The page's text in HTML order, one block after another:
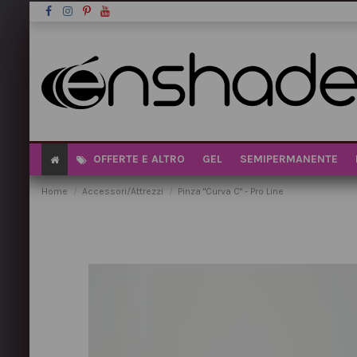
OFFERTE E ALTRO GEL SEMIPERMANENTE
Home Accessori/Attrezzi Pinza "Curva C" - Pro Line